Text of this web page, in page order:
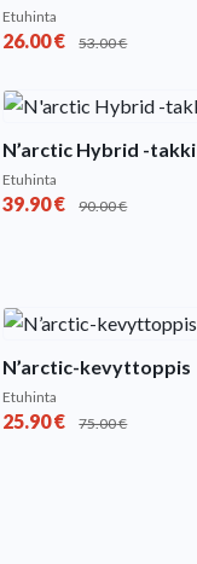
Etuhinta
26.00€ 53.00€
N’arctic Hybrid -takki
Etuhinta
39.90€ 90.00€
N’arctic-kevyttoppis
Etuhinta
25.90€ 75.00€